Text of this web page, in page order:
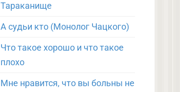
Тараканище
А судьи кто (Монолог Чацкого)
Что такое хорошо и что такое
плохо
Мне нравится, что вы больны не